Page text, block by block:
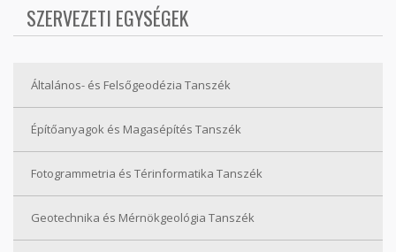
SZERVEZETI EGYSÉGEK
Általános- és Felsőgeodézia Tanszék
Építőanyagok és Magasépítés Tanszék
Fotogrammetria és Térinformatika Tanszék
Geotechnika és Mérnökgeológia Tanszék